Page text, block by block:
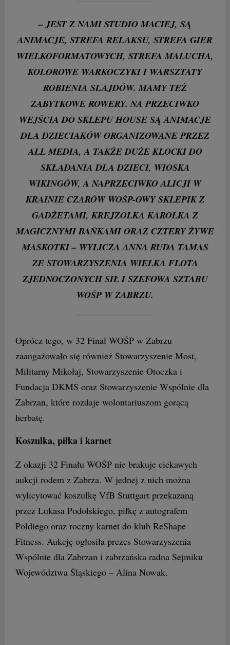
– JEST Z NAMI STUDIO MACIEJ, SĄ
ANIMACJE, STREFA RELAKSU, STREFA GIER
WIELKOFORMATOWYCH, STREFA MALUCHA,
KOLOROWE WARKOCZYKI I WARSZTATY
ROBIENIA SLAJDÓW. MAMY TEŻ
ZABYTKOWE ROWERY. NA PRZECIWKO
WEJŚCIA DO SKLEPU HOUSE SĄ ANIMACJE
DLA DZIECIAKÓW ORGANIZOWANE PRZEZ
ALL MEDIA, A TAKŻE DUŻE KLOCKI DO
SKŁADANIA DLA DZIECI, WIOSKA
WIKINGÓW, A NAPRZECIWKO ALICJI W
KRAINIE CZARÓW WOŚP-OWY SKLEPIK Z
GADŻETAMI, KREJZOLKA KAROLKA Z
MAGICZNYMI BAŃKAMI ORAZ CZTERY ŻYWE
MASKOTKI – WYLICZA ANNA RUDA TAMAS
ZE STOWARZYSZENIA WIELKA FLOTA
ZJEDNOCZONYCH SIŁ I SZEFOWA SZTABU
WOŚP W ZABRZU.
Oprócz tego, w 32 Finał WOŚP w Zabrzu
zaangażowało się również Stowarzyszenie Most,
Militarny Mikołaj, Stowarzyszenie Otoczka i
Fundacja DKMS oraz Stowarzyszenie Wspólnie dla
Zabrzan, które rozdaje wolontariuszom gorącą
herbatę.
Koszulka, piłka i karnet
Z okazji 32 Finału WOŚP nie brakuje ciekawych
aukcji rodem z Zabrza. W jednej z nich można
wylicytować koszulkę VfB Stuttgart przekazaną
przez Lukasa Podolskiego, piłkę z autografem
Poldiego oraz roczny karnet do klub ReShape
Fitness. Aukcję ogłosiła prezes Stowarzyszenia
Wspólnie dla Zabrzan i zabrzańska radna Sejmiku
Województwa Śląskiego – Alina Nowak.